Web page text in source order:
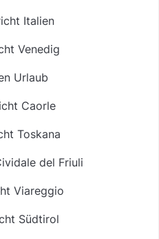
Italien
Venedig
Urlaub
Caorle
Toskana
del Friuli
Viareggio
Südtirol